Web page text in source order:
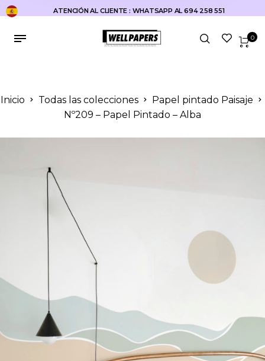
ATENCIÓN AL CLIENTE : WHATSAPP AL 694 258 551
0
Inicio Todas las colecciones
Papel pintado Paisaje
Nº209 – Papel Pintado – Alba